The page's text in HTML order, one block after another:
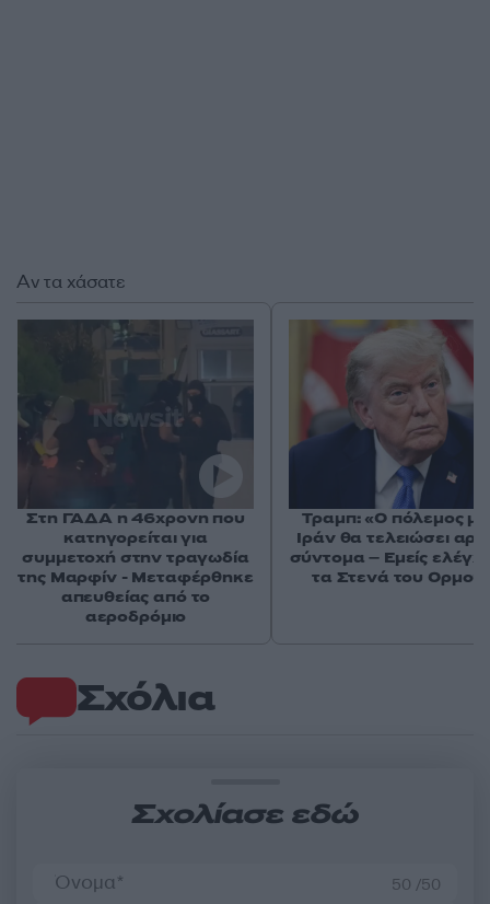
Σχόλια
Σχολίασε εδώ
50 /50
Αν τα χάσατε
Στη ΓΑΔΑ η 46χρονη που
κατηγορείται για
συμμετοχή στην τραγωδία
της Μαρφίν - Μεταφέρθηκε
απευθείας από το
αεροδρόμιο
Τραμπ: «Ο πόλεμος με
Ιράν θα τελειώσει
σύντομα – Εμείς
τα Στενά του